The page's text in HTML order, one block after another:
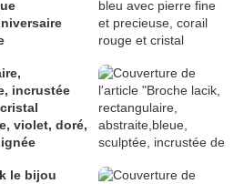
incrustée
violet, doré,
le bijou